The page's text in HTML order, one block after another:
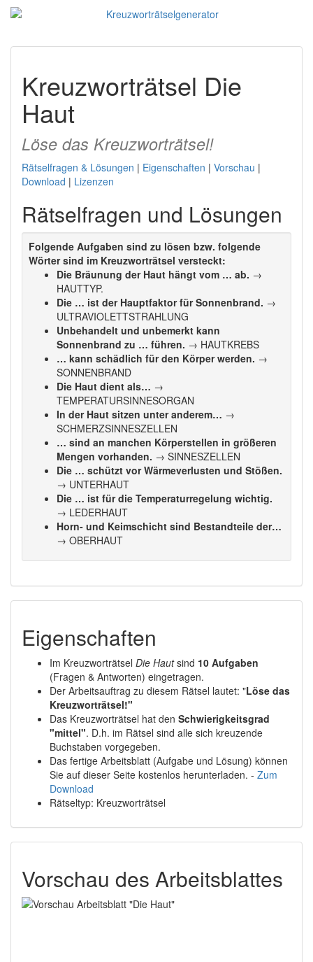
Kreuzworträtsel Die
Haut
Löse das Kreuzworträtsel!
Rätselfragen & Lösungen | Eigenschaften | Vorschau |
Download | Lizenzen
Rätselfragen und Lösungen
Folgende Aufgaben sind zu lösen bzw. folgende
Wörter sind im Kreuzworträtsel versteckt:
Die Bräunung der Haut hängt vom … ab. →
HAUTTYP.
Die … ist der Hauptfaktor für Sonnenbrand. →
ULTRAVIOLETTSTRAHLUNG
Unbehandelt und unbemerkt kann
Sonnenbrand zu … führen. → HAUTKREBS
… kann schädlich für den Körper werden. →
SONNENBRAND
Die Haut dient als… →
TEMPERATURSINNESORGAN
In der Haut sitzen unter anderem… →
SCHMERZSINNESZELLEN
… sind an manchen Körperstellen in größeren
Mengen vorhanden. → SINNESZELLEN
Die … schützt vor Wärmeverlusten und Stößen.
→ UNTERHAUT
Die … ist für die Temperaturregelung wichtig.
→ LEDERHAUT
Horn- und Keimschicht sind Bestandteile der…
→ OBERHAUT
Eigenschaften
Im Kreuzworträtsel Die Hautsind 10 Aufgaben
(Fragen & Antworten) eingetragen.
Der Arbeitsauftrag zu diesem Rätsel lautet: "Löse das
Kreuzworträtsel!"
Das Kreuzworträtsel hat den Schwierigkeitsgrad
"mittel". D.h. im Rätsel sind alle sich kreuzende
Buchstaben vorgegeben.
Das fertige Arbeitsblatt (Aufgabe und Lösung) können
Sie auf dieser Seite kostenlos herunterladen. - Zum
Download
Rätseltyp: Kreuzworträtsel
Vorschau des Arbeitsblattes